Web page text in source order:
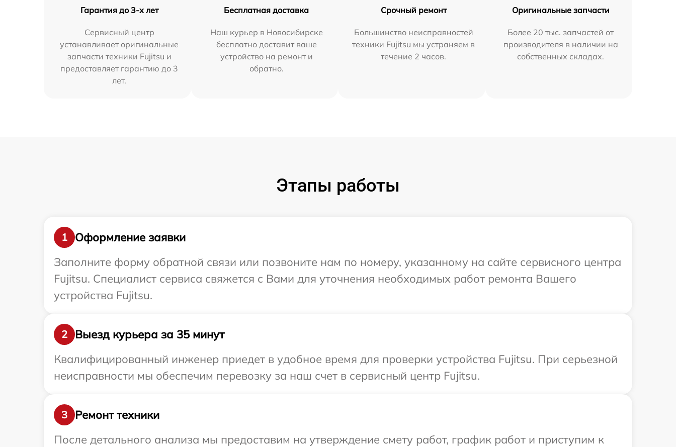
Гарантия до 3-х лет
Сервисный центр
устанавливает оригинальные
запчасти техники Fujitsu и
предоставляет гарантию до 3
лет.
Бесплатная доставка
Наш курьер в Новосибирске
бесплатно доставит ваше
устройство на ремонт и
обратно.
Срочный ремонт
Большинство неисправностей
техники Fujitsu мы устраняем в
течение 2 часов.
Оригинальные запчасти
Более 20 тыс. запчастей от
производителя в наличии на
собственных складах.
Этапы работы
1
Оформление заявки
Заполните форму обратной связи или позвоните нам по номеру, указанному на сайте сервисного центра
Fujitsu. Специалист сервиса свяжется с Вами для уточнения необходимых работ ремонта Вашего
устройства Fujitsu.
2
Выезд курьера за 35 минут
Квалифицированный инженер приедет в удобное время для проверки устройства Fujitsu. При серьезной
неисправности мы обеспечим перевозку за наш счет в сервисный центр Fujitsu.
3
Ремонт техники
После детального анализа мы предоставим на утверждение смету работ, график работ и приступим к